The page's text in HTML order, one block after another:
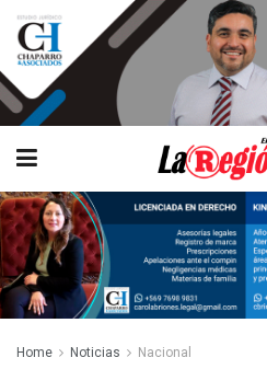
Home Noticias Nacional